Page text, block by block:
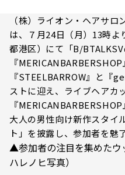
（株）ライオン・ヘアサロ
は、７月24日（月）13時
都港区）にて「B/
『
『STEELBARROW』と
ストに迎え、ライブヘアカ
『
大人の男性向け新作スタイ
ト」を披露し、参加者を魅
▲参加者の注目を集めたウ
ハレノヒ写真）